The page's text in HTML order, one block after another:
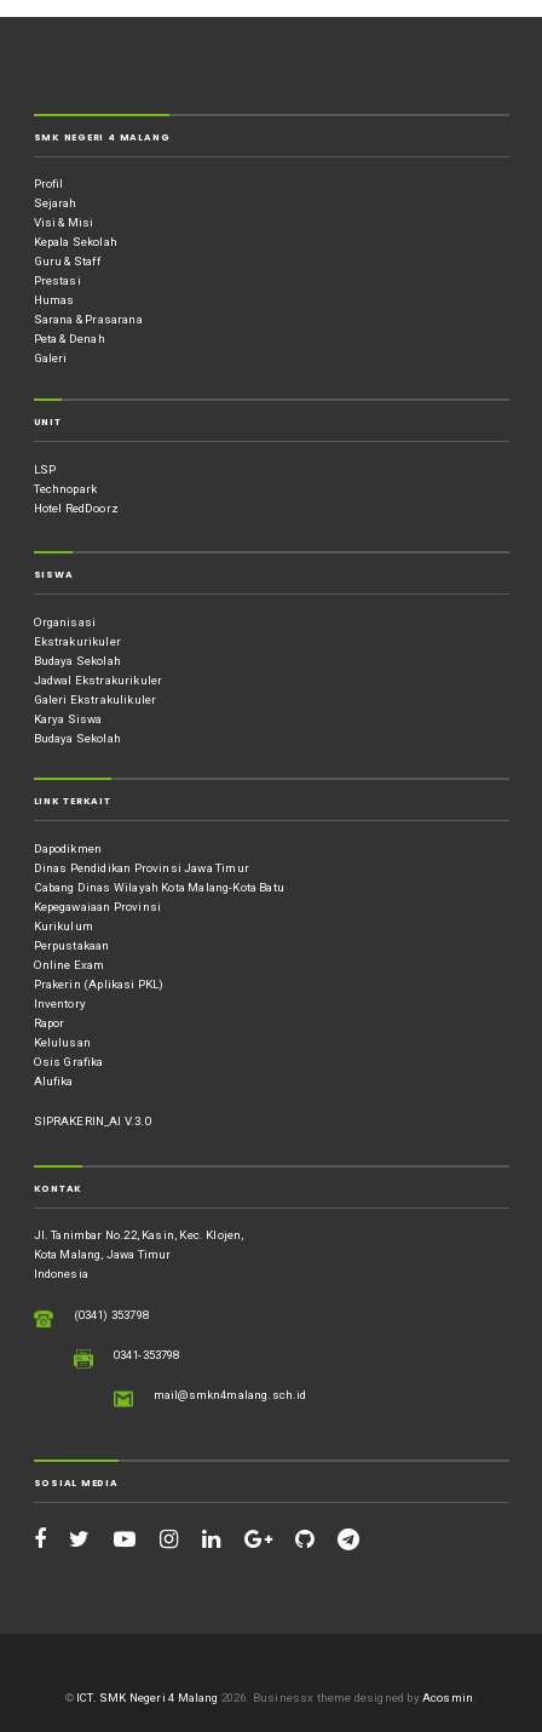
SMK NEGERI 4 MALANG
Profil
Sejarah
Visi & Misi
Kepala Sekolah
Guru & Staff
Prestasi
Humas
Sarana & Prasarana
Peta & Denah
Galeri
UNIT
LSP
Technopark
Hotel RedDoorz
SISWA
Organisasi
Ekstrakurikuler
Budaya Sekolah
Jadwal Ekstrakurikuler
Galeri Ekstrakulikuler
Karya Siswa
Budaya Sekolah
LINK TERKAIT
Dapodikmen
Dinas Pendidikan Provinsi Jawa Timur
Cabang Dinas Wilayah Kota Malang-Kota Batu
Kepegawaiaan Provinsi
Kurikulum
Perpustakaan
Online Exam
Prakerin (Aplikasi PKL)
Inventory
Rapor
Kelulusan
Osis Grafika
Alufika
SIPRAKERIN_AI V.3.0
KONTAK
Jl. Tanimbar No.22, Kasin, Kec. Klojen,
Kota Malang, Jawa Timur
Indonesia
(0341) 353798
0341-353798
mail@smkn4malang.sch.id
SOSIAL MEDIA
© ICT. SMK Negeri 4 Malang 2026. Businessx theme designed byAcosmin.